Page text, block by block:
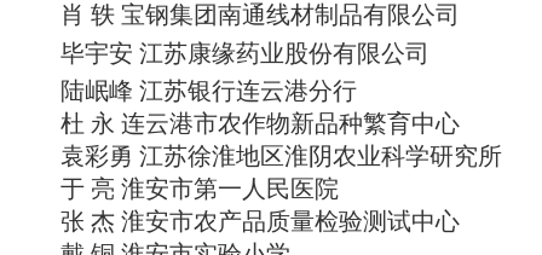
肖 轶 宝钢集团南通线材制品有限公司
毕宇安 江苏康缘药业股份有限公司
陆岷峰 江苏银行连云港分行
杜 永 连云港市农作物新品种繁育中心
袁彩勇 江苏徐淮地区淮阴农业科学研究所
于 亮 淮安市第一人民医院
张 杰 淮安市农产品质量检验测试中心